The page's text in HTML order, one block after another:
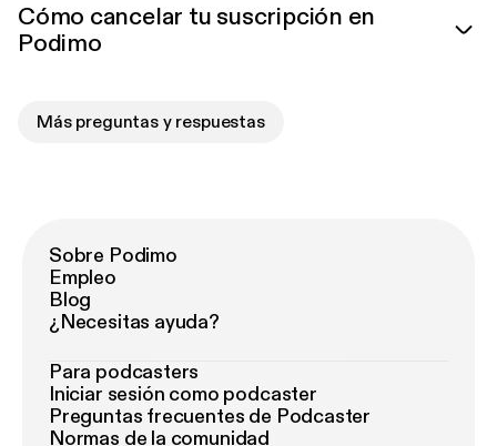
Cómo cancelar tu suscripción en
Podimo
Más preguntas y respuestas
Sobre Podimo
Empleo
Blog
¿Necesitas ayuda?
Para podcasters
Iniciar sesión como podcaster
Preguntas frecuentes de Podcaster
Normas de la comunidad